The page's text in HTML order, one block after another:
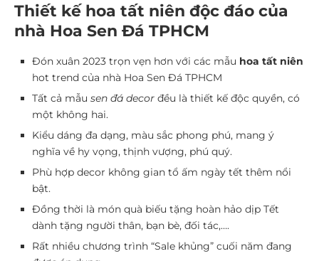
Thiết kế hoa tất niên độc đáo của
nhà Hoa Sen Đá TPHCM
Đón xuân 2023 trọn vẹn hơn với các mẫu hoa tất niên
hot trend của nhà Hoa Sen Đá TPHCM
Tất cả mẫu sen đá decor đều là thiết kế độc quyền, có
một không hai.
Kiểu dáng đa dạng, màu sắc phong phú, mang ý
nghĩa về hy vọng, thịnh vượng, phú quý.
Phù hợp decor không gian tổ ấm ngày tết thêm nổi
bật.
Đồng thời là món quà biếu tặng hoàn hảo dịp Tết
dành tặng người thân, bạn bè, đối tác,….
Rất nhiều chương trình “Sale khủng” cuối năm đang